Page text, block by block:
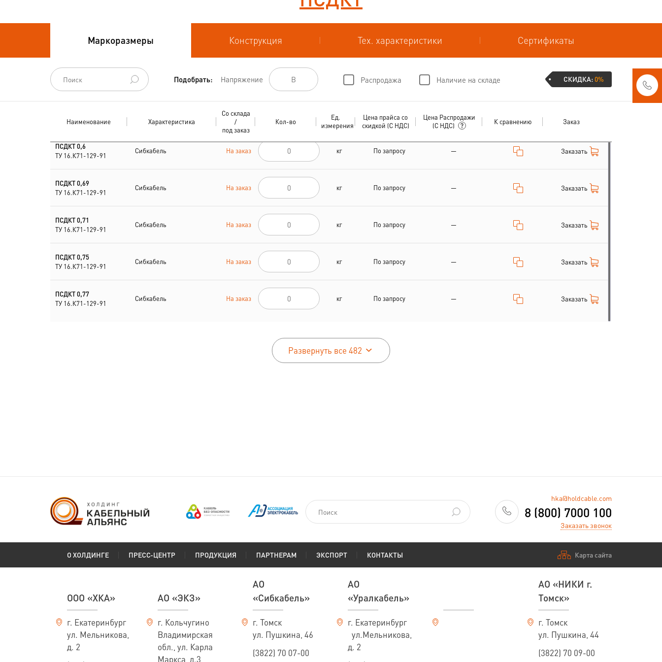
Провода силовые для
Провода
спец.назначения
Провода
Шнуры шахтные
Маркоразмеры Конструкция Тех. характеристики Сертификаты
Подобрать: Напряжение Распродажа Наличие на складе СКИДКА:0%
Наименование Характеристика
Со склада
/
под заказ
Кол-во
Ед.
измерения
Цена прайса со
скидкой (С НДС)
Цена Распродажи
(С НДС)
К сравнению Заказ
ПСДКТ 0,6
ТУ 16.К71-129-91
Сибкабель На заказ кг По запросу — Заказать
ПСДКТ 0,69
ТУ 16.К71-129-91
Сибкабель На заказ кг По запросу — Заказать
ПСДКТ 0,71
ТУ 16.К71-129-91
Сибкабель На заказ кг По запросу — Заказать
ПСДКТ 0,75
ТУ 16.К71-129-91
Сибкабель На заказ кг По запросу — Заказать
ПСДКТ 0,77
ТУ 16.К71-129-91
Сибкабель На заказ кг По запросу — Заказать
Развернуть все 482
hka@holdcable.com
8 (800) 7000 100
Заказать звонок
О ХОЛДИНГЕ ПРЕСС-ЦЕНТР ПРОДУКЦИЯ ПАРТНЕРАМ ЭКСПОРТ КОНТАКТЫ Карта сайта
ООО «ХКА»
г. Екатеринбург
ул. Мельникова,
д. 2
АО «ЭКЗ»
г. Кольчугино
Владимирская
обл., ул. Карла
Маркса, д.3
АО
«Сибкабель»
г. Томск
ул. Пушкина, 46
(3822) 70 07-00
АО
«Уралкабель»
г. Екатеринбург
ул.Мельникова,
д. 2
АО «НИКИ г.
Томск»
г. Томск
ул. Пушкина, 44
(3822) 70 09-00